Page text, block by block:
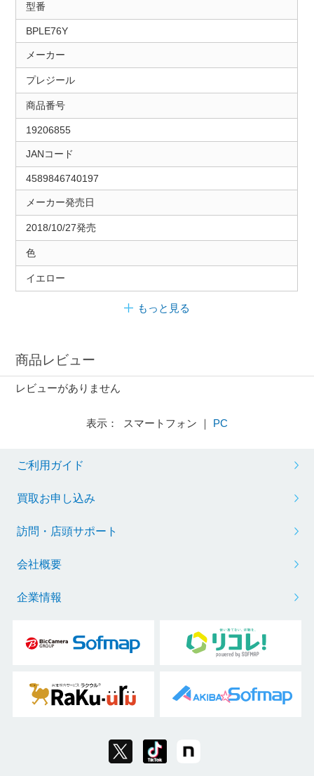
型番
BPLE76Y
メーカー
プレジール
商品番号
19206855
JANコード
4589846740197
メーカー発売日
2018/10/27発売
色
イエロー
もっと見る
商品レビュー
レビューがありません
表示： スマートフォン ｜ PC
ご利用ガイド
買取お申し込み
訪問・店頭サポート
会社概要
企業情報